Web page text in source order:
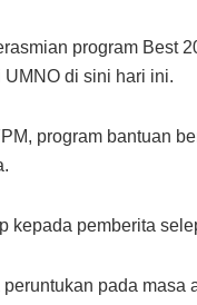
program Best
UMNO di sini hari ini.
program bantuan
kepada pemberita
pada masa